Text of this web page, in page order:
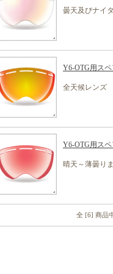
曇天及びナイ
Y6-OTG用ス
全天候レンズ
Y6-OTG用ス
晴天～薄曇り
全 [6] 商品